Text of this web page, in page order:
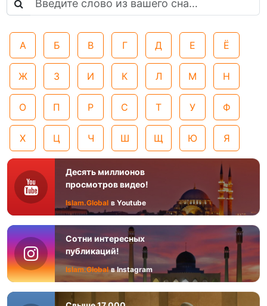
А Б В Г Д Е Ё
Ж З И К Л М Н
О П Р С Т У Ф
Х Ц Ч Ш Щ Ю Я
Десять миллионов
просмотров видео!
Islam.Global в Youtube
Сотни интересных
публикаций!
Islam.Global в Instagram